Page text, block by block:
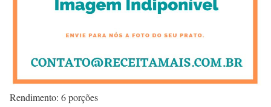
Rendimento: 6 porções